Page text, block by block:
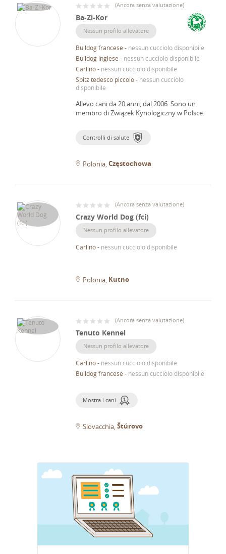
(Ancora senza valutazione)
Ba-Zi-Kor
Nessun profilo allevatore
Bulldog francese - nessun cucciolo disponibile
Bulldog inglese - nessun cucciolo disponibile
Carlino- nessun cucciolo disponibile
Spitz tedesco piccolo- nessun cucciolo
disponibile
Allevo cani da 20 anni, dal 2006.Sono un
membro di Związek Kynologiczny w Polsce.
Controlli di salute
Polonia Częstochowa
(Ancora senza valutazione)
Crazy World Dog (fci)
Nessun profilo allevatore
Carlino- nessun cucciolo disponibile
Polonia Kutno
(Ancora senza valutazione)
Tenuto Kennel
Nessun profilo allevatore
Carlino- nessun cucciolo disponibile
Bulldog francese - nessun cucciolo disponibile
Mostra i cani
Slovacchia Štúrovo